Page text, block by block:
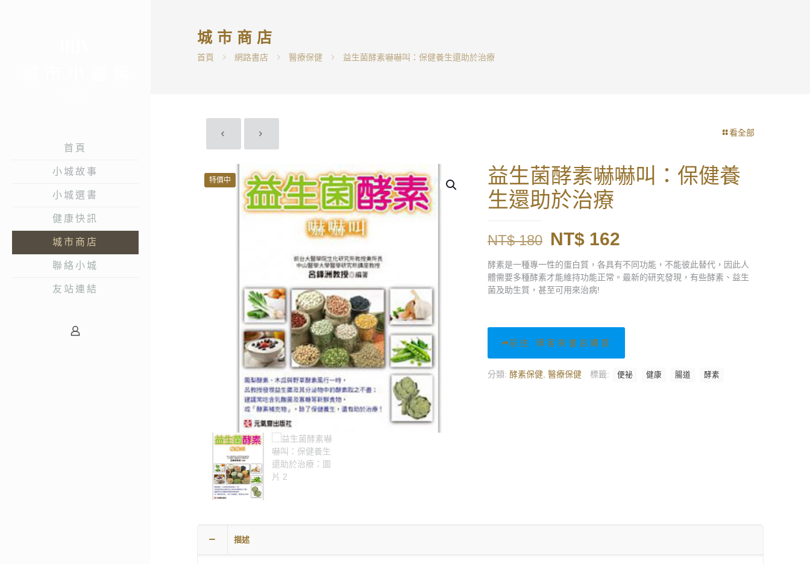
首頁
小城故事
小城選書
健康快訊
城市商店
聯絡小城
友站連結
城市商店
首頁 網路書店 醫療保健 益生菌酵素嚇嚇叫：保健養生還助於治療
看全部
特價中
益生菌酵素嚇嚇叫：保健養
生還助於治療
NT$180 原
始
價
格：
NT$ 162
前
價
酵素是一種專一性的蛋白質，各具有不同功能，不能彼此替代，因此人
體需要多種酵素才能維持功能正常。最新的研究發現，有些酵素、益生
菌及助生質，甚至可用來治病!
前往 博客來書店購買
分類: 酵素保健 醫療保健 標籤: 便祕 健康 腸道 酵素
描述